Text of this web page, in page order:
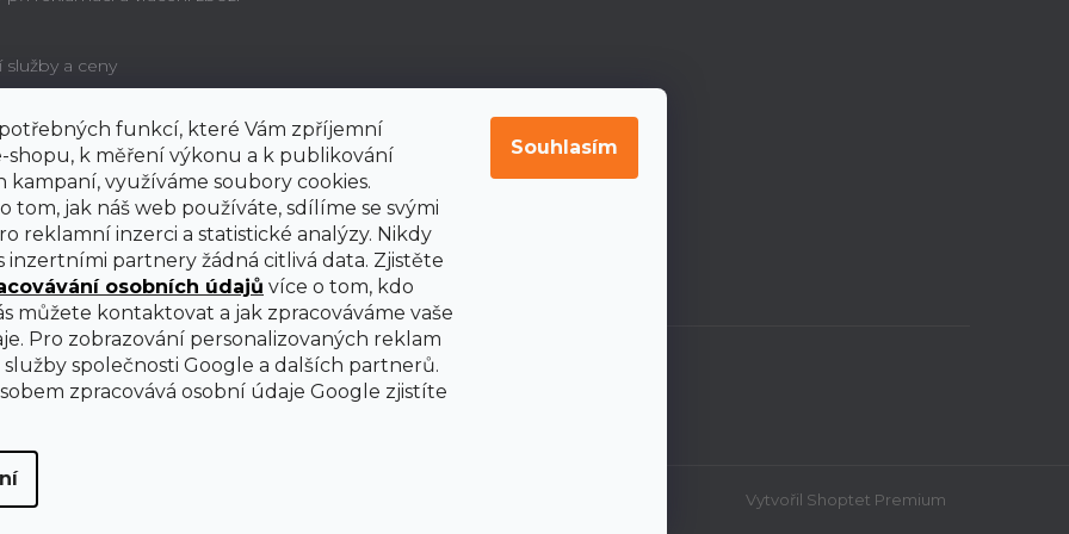
funkcí, které Vám zpříjemní
shopu, k měření výkonu a k publikování
kampaní, využíváme soubory cookies.
tom, jak náš web používáte, sdílíme se svými
reklamní inzerci a statistické analýzy. Nikdy
inzertními partnery žádná citlivá data. Zjistěte
osobních údajů více o tom, kdo
můžete kontaktovat a jak zpracováváme vaše
Pro zobrazování personalizovaných reklam
společnosti Google a dalších partnerů.
zpracovává osobní údaje Google zjistíte
Souhlasím
služby a ceny
poučení o právu
na odstoupení od
Vytvořil Shoptet Premium
Upravit nastavení cookies